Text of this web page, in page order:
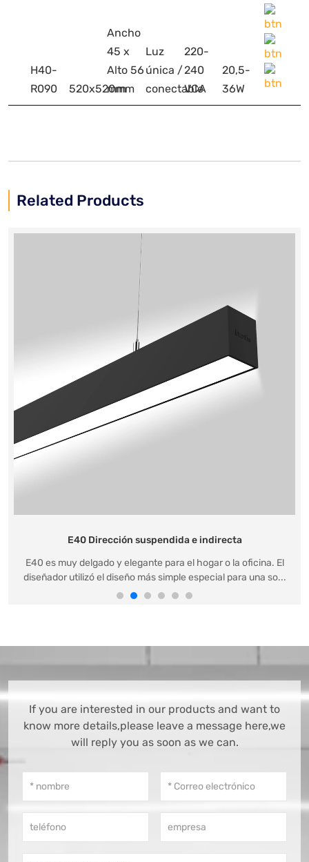
H40-
R090
520x520mm
Ancho
45 x
Alto 56
mm
Luz
única /
conectable
220-
240
VCA
20,5-
36W
Related Products
E40 Dirección suspendida e indirecta
E40 es muy delgado y elegante para el hogar o la oficina. El
diseñador utilizó el diseño más simple especial para una so...
If you are interested in our products and want to
know more details,please leave a message here,we
will reply you as soon as we can.